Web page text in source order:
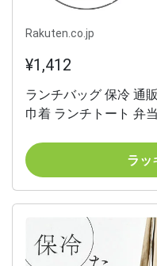
Rakuten.co.jp
¥1,412
ランチバッグ 保冷 通
巾着 ランチトート 弁
シンプル お弁当 グッ
ラッ